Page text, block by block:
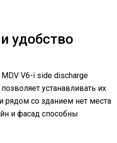
удобство
V6-i side discharge
устанавливать их
рядом со зданием нет места
и фасад способны